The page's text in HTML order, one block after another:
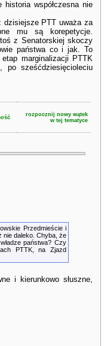
współczesna nie
dzisiejsze PTT uważa za
mu są korepetycje.
z Senatorskiej skoczy
państwa co i jak. To
marginalizacji PTTK
po sześćdziesięcioleciu
rozpocznij nowy wątek
w tej tematyce
Przedmieście i
nie daleko. Chyba, że
państwa? Czy
PTTK, na Zjazd
i kierunkowo słuszne,